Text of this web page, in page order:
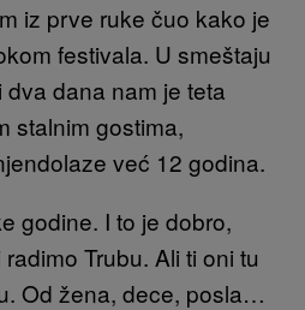
iz prve ruke čuo kako je
festivala. U smeštaju
dana nam je teta
stalnim gostima,
već 12 godina.
godine. I to je dobro,
Trubu. Ali ti oni tu
Od žena, dece, posla…